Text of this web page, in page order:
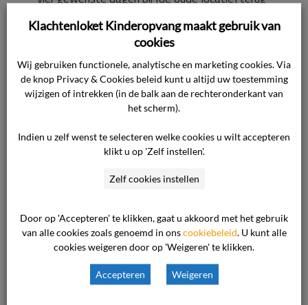
kan komen, maar zulks valt niet te voorzien
vóór september 2013, hetgeen het geen reële
gestelde schade dient reeds voorbij gegaan te
worden nu de ondernemer elke
aansprakelijkheid voor schade contractueel
schade niet onderbouwd. Ter zitting heeft de
volgende aangevoerd. De verwachte
geplaatste kind was 26 september 2009 en de
feitelijke 25 september 2009. Het kind is dus
per 16 november 2009, de bij diens inschrijving
Klachtenloket Kinderopvang maakt gebruik van
cookies
Wij gebruiken functionele, analytische en marketing cookies. Via
de knop Privacy & Cookies beleid kunt u altijd uw toestemming
wijzigen of intrekken (in de balk aan de rechteronderkant van
het scherm).
Indien u zelf wenst te selecteren welke cookies u wilt accepteren
klikt u op 'Zelf instellen'.
Zelf cookies instellen
Door op 'Accepteren' te klikken, gaat u akkoord met het gebruik
van alle cookies zoals genoemd in onscookiebeleid. U kunt alle
cookies weigeren door op 'Weigeren' te klikken.
Accepteren Weigeren